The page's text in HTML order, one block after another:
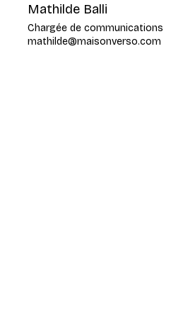
Mathilde Balli
Chargée de communications
mathilde@maisonverso.com